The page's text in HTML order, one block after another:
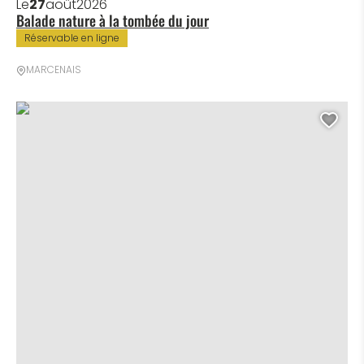
Balade nature à la tombée du jour
Réservable en ligne
Le27août2026
MARCENAIS
Marche semi nocturne, ©철민 박 de Pixabay